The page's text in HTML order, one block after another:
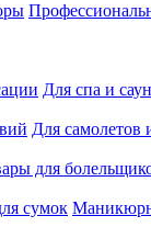
Для спа и
Для самолетов
для
сумок